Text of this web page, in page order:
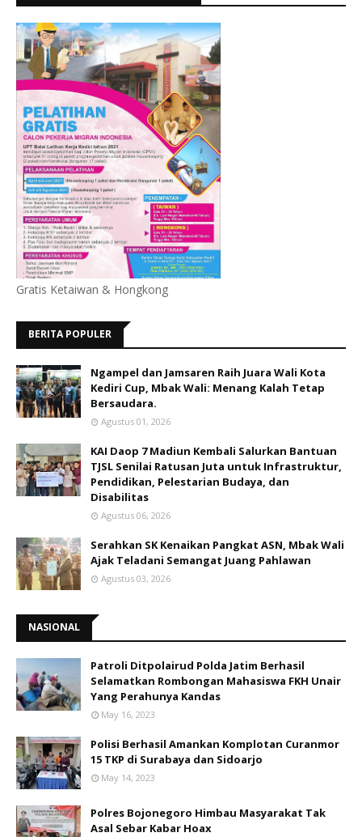
Gratis Ketaiwan & Hongkong
BERITA POPULER
Ngampel dan Jamsaren Raih Juara Wali Kota
Kediri Cup, Mbak Wali: Menang Kalah Tetap
Bersaudara.
Agustus 01, 2026
KAI Daop 7 Madiun Kembali Salurkan Bantuan
TJSL Senilai Ratusan Juta untuk Infrastruktur,
Pendidikan, Pelestarian Budaya, dan
Disabilitas
Agustus 06, 2026
Serahkan SK Kenaikan Pangkat ASN, Mbak Wali
Ajak Teladani Semangat Juang Pahlawan
Agustus 03, 2026
NASIONAL
Patroli Ditpolairud Polda Jatim Berhasil
Selamatkan Rombongan Mahasiswa FKH Unair
Yang Perahunya Kandas
May 16, 2023
Polisi Berhasil Amankan Komplotan Curanmor
15 TKP di Surabaya dan Sidoarjo
May 14, 2023
Polres Bojonegoro Himbau Masyarakat Tak
Asal Sebar Kabar Hoax